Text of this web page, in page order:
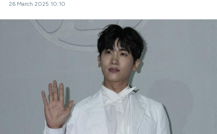
26 March 2025 10:10